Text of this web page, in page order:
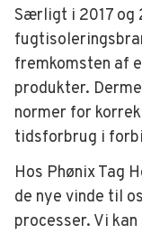
Særligt i 2017 og
fremkomsten af
produkter.
normer for
tidsforbrug i
Hos Phønix Tag
de nye vinde til
processer. Vi